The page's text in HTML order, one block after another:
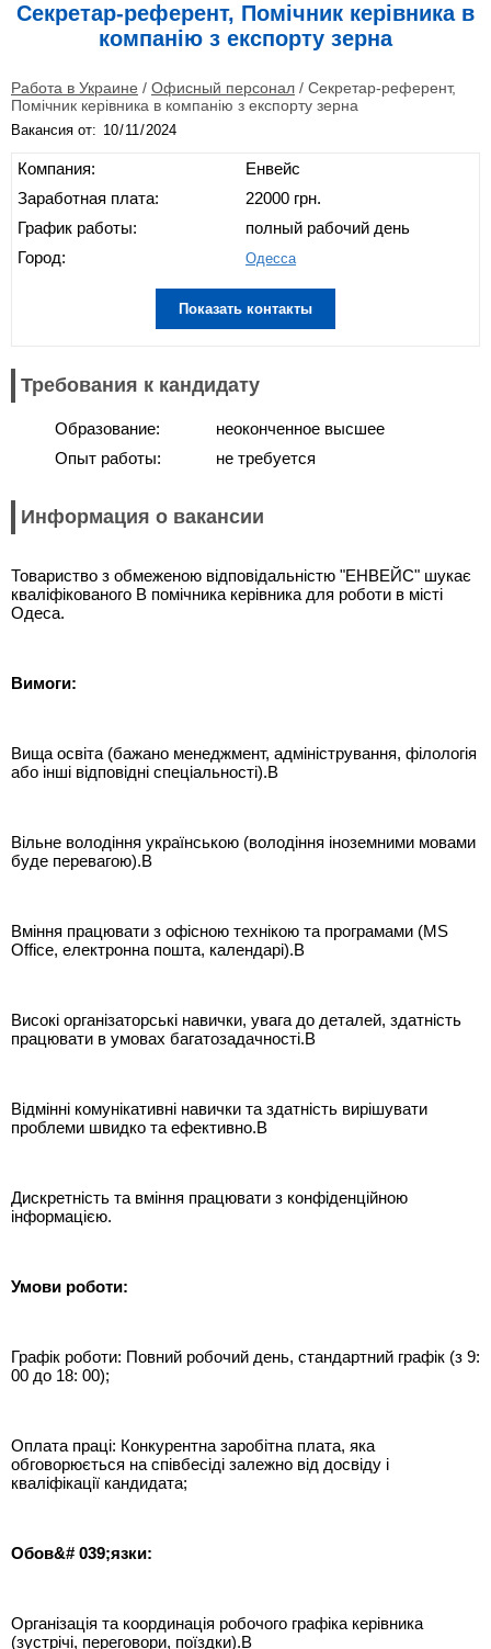
Секретар-референт, Помічник керівника в
компанію з експорту зерна
Работа в Украине / Офисный персонал / Секретар-референт,
Помічник керівника в компанію з експорту зерна
Вакансия от:
Компания:
Заработная плата:
График работы:
Город:
Енвейс
22000 грн.
полный рабочий день
Одесса
Показать контакты
Требования к кандидату
Образование:
Опыт работы:
неоконченное высшее
не требуется
Информация о вакансии
Товариство з обмеженою відповідальністю "ЕНВЕЙС" шукає
кваліфікованого В помічника керівника для роботи в місті
Одеса.
Вимоги:
Вища освіта (бажано менеджмент, адміністрування, філологія
або інші відповідні спеціальності).В
Вільне володіння українською (володіння іноземними мовами
буде перевагою).В
Вміння працювати з офісною технікою та програмами (MS
Office, електронна пошта, календарі).В
Високі організаторські навички, увага до деталей, здатність
працювати в умовах багатозадачності.В
Відмінні комунікативні навички та здатність вирішувати
проблеми швидко та ефективно.В
Дискретність та вміння працювати з конфіденційною
інформацією.
Умови роботи:
Графік роботи: Повний робочий день, стандартний графік (з 9:
00 до 18: 00);
Оплата праці: Конкурентна заробітна плата, яка
обговорюється на співбесіді залежно від досвіду і
кваліфікації кандидата;
Обов&# 039;язки:
Організація та координація робочого графіка керівника
(зустрічі, переговори, поїздки).В